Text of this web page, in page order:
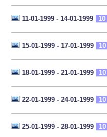
11-01-1999 - 14-01-1999 10
15-01-1999 - 17-01-1999 10
18-01-1999 - 21-01-1999 10
22-01-1999 - 24-01-1999 10
25-01-1999 - 28-01-1999 10